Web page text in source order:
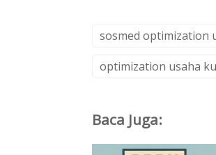
sosmed optimization
optimization usaha
Baca Juga: